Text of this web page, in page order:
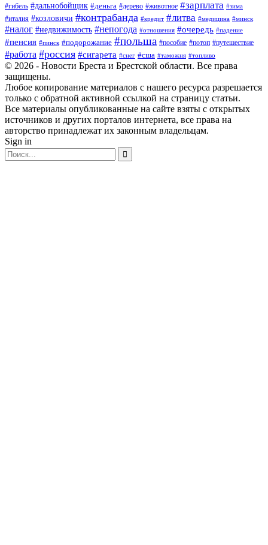
#гибель #дальнобойщик #деньга #дерево #животное #зарплата #зима
#италия #козловичи #контрабанда #кредит #литва #медицина #минск
#налог #недвижимость #непогода #отношения #очередь #падение
#пенсия #пинск #подорожание #польша #пособие #потоп #путешествие
#работа #россия #сигарета #снег #сша #таможня #топливо
© 2026 - Новости Бреста и Брестской области. Все права
защищены.
Любое копирование материалов с нашего ресурса разрешается
только с обратной активной ссылкой на страницу статьи.
Все материалы опубликованные на сайте взяты с открытых
источников и других порталов интернета, все права на
авторство принадлежат их законным владельцам.
Sign in